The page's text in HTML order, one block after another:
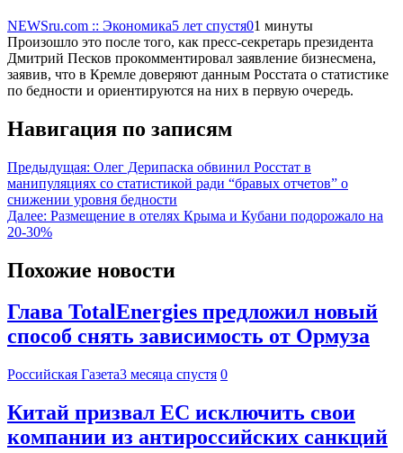
NEWSru.com :: Экономика5 лет спустя01 минуты
Произошло это после того, как пресс-секретарь президента
Дмитрий Песков прокомментировал заявление бизнесмена,
заявив, что в Кремле доверяют данным Росстата о статистике
по бедности и ориентируются на них в первую очередь.
Навигация по записям
Предыдущая: Олег Дерипаска обвинил Росстат в
манипуляциях со статистикой ради “бравых отчетов” о
снижении уровня бедности
Далее: Размещение в отелях Крыма и Кубани подорожало на
20-30%
Похожие новости
Глава TotalEnergies предложил новый
способ снять зависимость от Ормуза
Российская Газета3 месяца спустя 0
Китай призвал ЕС исключить свои
компании из антироссийских санкций